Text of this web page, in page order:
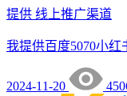
提供 线上推广渠道
我提供百度5070小红
2024-11-20